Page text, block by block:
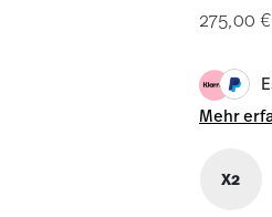
275,00 €
Mehr
X2